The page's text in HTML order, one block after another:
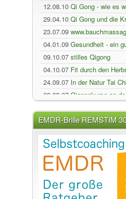
12.08.10 Qi Gong - wie es
29.04.10 Qi Gong und die
23.07.09
04.01.09 Gesundheit - ein
2009
09.10.07 stilles Qigong
04.10.07 Fit durch den
24.09.07 In der Natur Tai
üben
08.08.07 Qigongkurse an
August ...
Gong
01.12.06Ruhe,
Beweglichkeit - au...
18.08.06Qigong
Chance fü...
ALLES AUS FERNÖSTLICHE
UND
EMDR-Brille REMSTIM